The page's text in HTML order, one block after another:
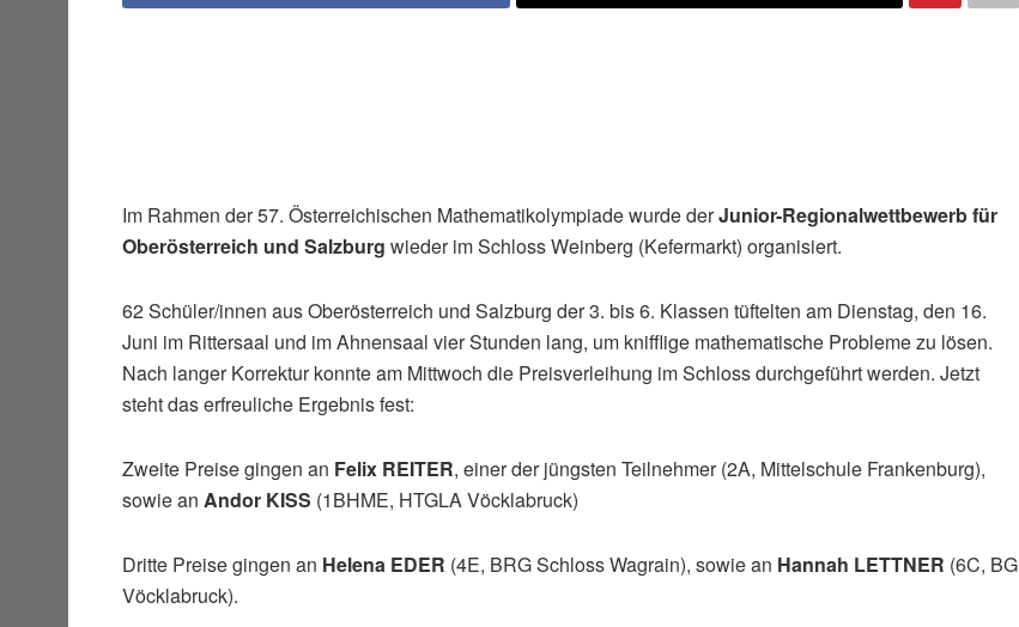
Im Rahmen der 57. Österreichischen Mathematikolympiade wurde derJunior-Regionalwettbewerb für
Oberösterreich und Salzburg wieder im Schloss Weinberg (Kefermarkt) organisiert.
62 Schüler/innen aus Oberösterreich und Salzburg der 3. bis 6. Klassen tüftelten am Dienstag, den 16.
Juni im Rittersaal und im Ahnensaal vier Stunden lang, um knifflige mathematische Probleme zu lösen.
Nach langer Korrektur konnte am Mittwoch die Preisverleihung im Schloss durchgeführt werden. Jetzt
steht das erfreuliche Ergebnis fest:
Zweite Preise gingen an Felix REITER, einer der jüngsten Teilnehmer (2A, Mittelschule Frankenburg),
sowie an Andor KISS (1BHME, HTGLA Vöcklabruck)
Dritte Preise gingen an Helena EDER (4E, BRG Schloss Wagrain), sowie an Hannah LETTNER (6C, BG
Vöcklabruck).